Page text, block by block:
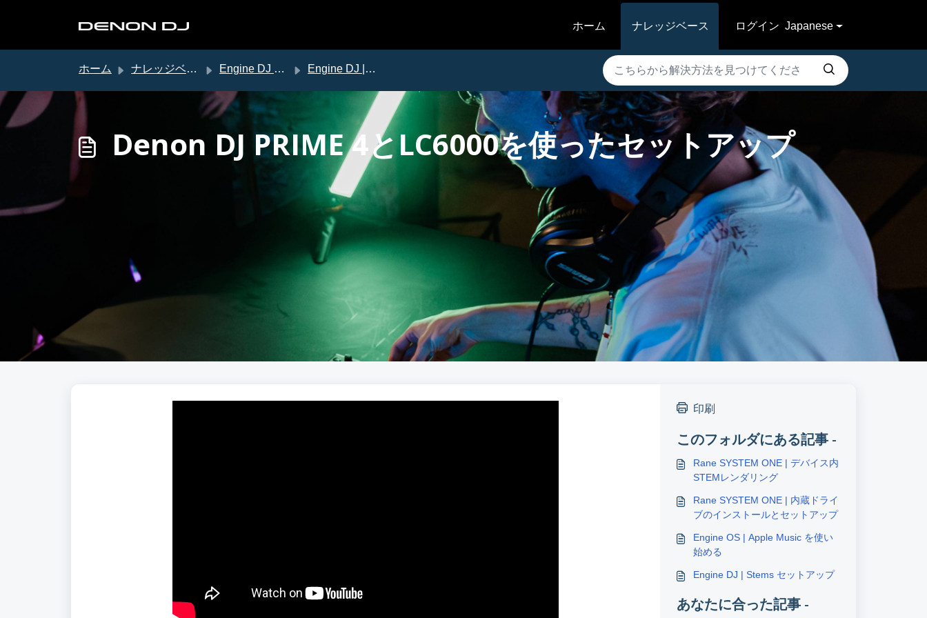
ホーム
ナレッジベース ログイン Japanese
ホーム ナレッジベース Engine DJ サポート Engine DJ | チュートリアル
Denon DJ PRIME 4とLC6000を使ったセットアップ
印刷
このフォルダにある記事 -
Rane SYSTEM ONE | デバイス内
STEMレンダリング
Rane SYSTEM ONE | 内蔵ドライ
ブのインストールとセットアップ
Engine OS | Apple Music を使い
始める
Engine DJ | Stems セットアップ
あなたに合った記事 -